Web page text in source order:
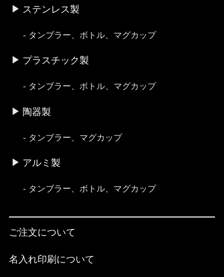
ステンレス製
タンブラー、ボトル、マグカップ
プラスチック製
タンブラー、ボトル、マグカップ
陶器製
タンブラー、マグカップ
アルミ製
タンブラー、ボトル、マグカップ
ご注文について
名入れ印刷について